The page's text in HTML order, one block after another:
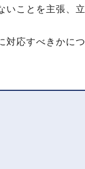
いことを主張、立
対応すべきかにつ